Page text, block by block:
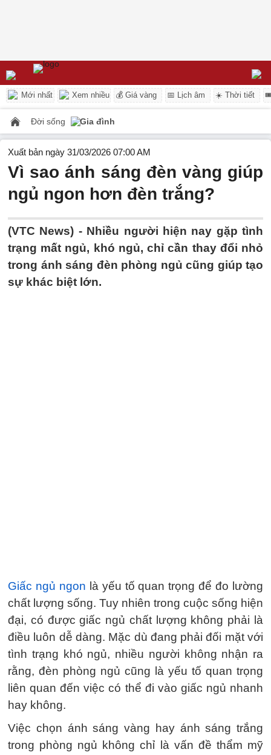
Mới nhất Xem nhiều 💰 Giá vàng 📅 Lịch âm ☀️ Thời tiết
Đời sống Gia đình
Xuất bản ngày 31/03/2026 07:00 AM
Vì sao ánh sáng đèn vàng giúp
ngủ ngon hơn đèn trắng?
(VTC News) - Nhiều người hiện nay gặp tình
trạng mất ngủ, khó ngủ, chỉ cần thay đổi nhỏ
trong ánh sáng đèn phòng ngủ cũng giúp tạo
sự khác biệt lớn.
Giấc ngủ ngon là yếu tố quan trọng để đo lường
chất lượng sống. Tuy nhiên trong cuộc sống hiện
đại, có được giấc ngủ chất lượng không phải là
điều luôn dễ dàng. Mặc dù đang phải đối mặt với
tình trạng khó ngủ, nhiều người không nhận ra
rằng, đèn phòng ngủ cũng là yếu tố quan trọng
liên quan đến việc có thể đi vào giấc ngủ nhanh
hay không.
Việc chọn ánh sáng vàng hay ánh sáng trắng
trong phòng ngủ không chỉ là vấn đề thẩm mỹ